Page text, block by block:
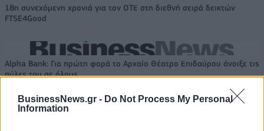
BusinessNews.gr - Do Not Process My Personal
Information
18η συνεχόμενη χρονιά για τον ΟΤΕ στη διεθνή σειρά δεικτών
FTSE4Good
Alpha Bank: Για πρώτη φορά το Αρχαίο Θέατρο Επιδαύρου άνοιξε τις
πύλες του σε όλους